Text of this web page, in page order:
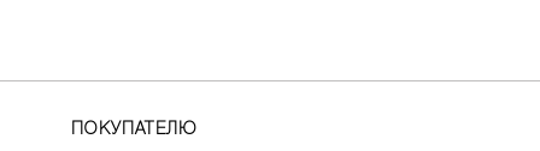
ПОКУПАТЕЛЮ